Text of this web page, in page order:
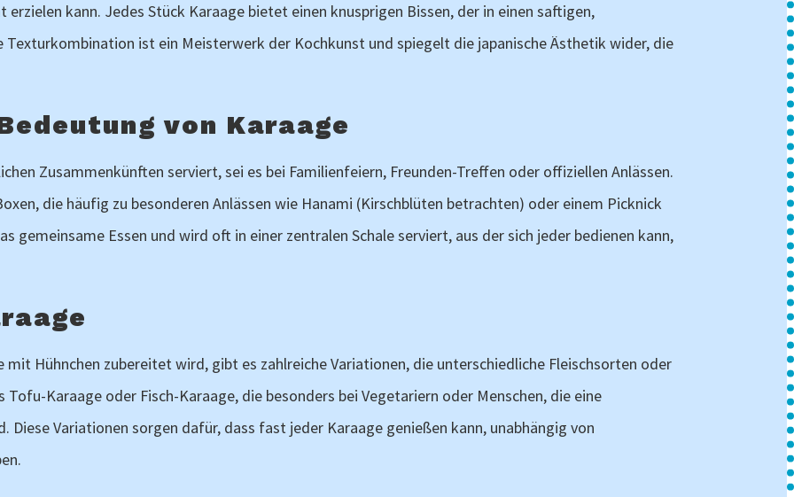
kann. Jedes Stück Karaage bietet einen knusprigen Bissen, der in einen saftigen,
Texturkombination ist ein Meisterwerk der Kochkunst und spiegelt die japanische Ästhetik wider, die
von Karaage
Zusammenkünften serviert, sei es bei Familienfeiern, Freunden-Treffen oder offiziellen Anlässen.
die häufig zu besonderen Anlässen wie Hanami (Kirschblüten betrachten) oder einem Picknick
gemeinsame Essen und wird oft in einer zentralen Schale serviert, aus der sich jeder bedienen kann,
mit Hühnchen zubereitet wird, gibt es zahlreiche Variationen, die unterschiedliche Fleischsorten oder
Karaage oder Fisch-Karaage, die besonders bei Vegetariern oder Menschen, die eine
Diese Variationen sorgen dafür, dass fast jeder Karaage genießen kann, unabhängig von